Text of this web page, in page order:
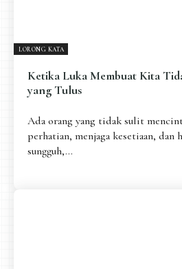
LORONG KATA
Ketika Luka Membuat Kita
yang Tulus
Ada orang yang tidak sulit
perhatian, menjaga kesetiaan, dan
sungguh,...